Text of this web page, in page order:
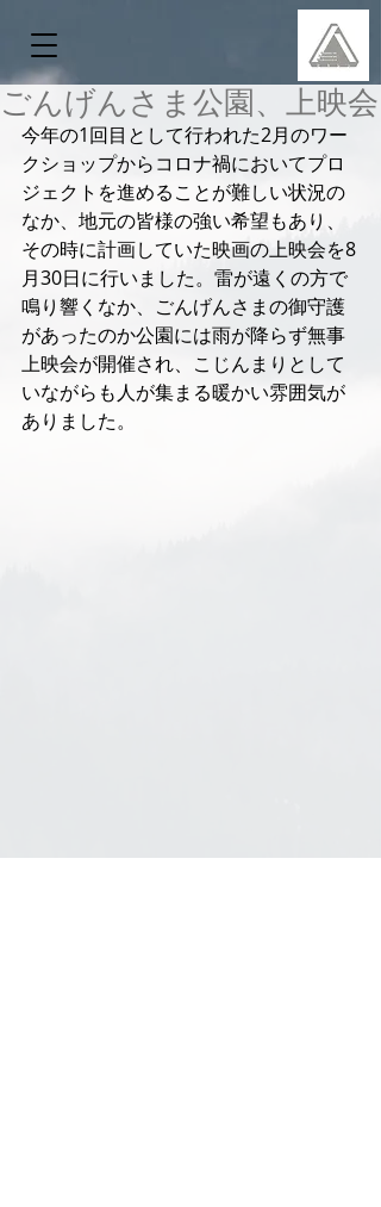
ごんげんさま公園、上映会
今年の1回目として行われた2月のワー
クショップからコロナ禍においてプロ
ジェクトを進めることが難しい状況の
なか、地元の皆様の強い希望もあり、
その時に計画していた映画の上映会を8
月30日に行いました。雷が遠くの方で
鳴り響くなか、ごんげんさまの御守護
があったのか公園には雨が降らず無事
上映会が開催され、こじんまりとして
いながらも人が集まる暖かい雰囲気が
ありました。